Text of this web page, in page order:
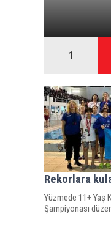
1
Rekorlara
Yüzmede 11+ Yaş
Şampiyonası